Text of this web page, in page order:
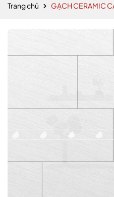
Trang chủ GẠCH CERAMIC
Mã giảm giá:
Ngày hết hạn: